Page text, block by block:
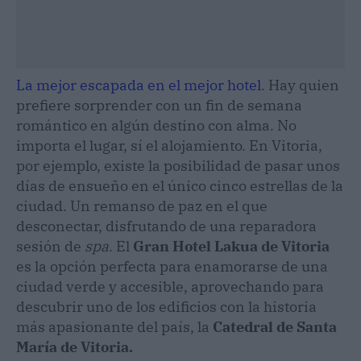
La mejor escapada en el mejor hotel. Hay quien
prefiere sorprender con un fin de semana
romántico en algún destino con alma. No
importa el lugar, sí el alojamiento. En Vitoria,
por ejemplo, existe la posibilidad de pasar unos
días de ensueño en el único cinco estrellas de la
ciudad. Un remanso de paz en el que
desconectar, disfrutando de una reparadora
sesión de spa. El Gran Hotel Lakua de Vitoria
es la opción perfecta para enamorarse de una
ciudad verde y accesible, aprovechando para
descubrir uno de los edificios con la historia
más apasionante del país, la Catedral de Santa
María de Vitoria.